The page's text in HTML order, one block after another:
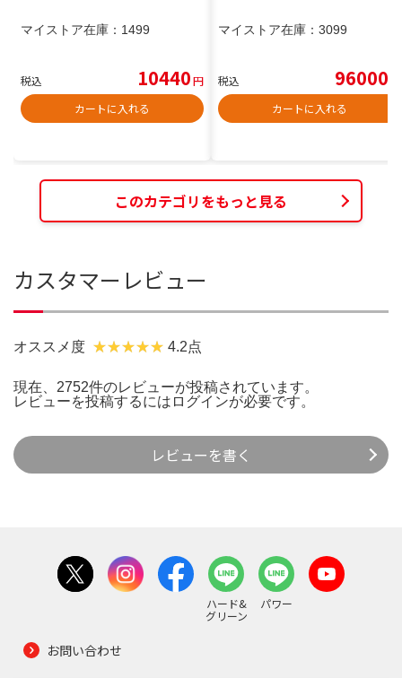
マイストア在庫： 1499
税込 10440円
カートに入れる
マイストア在庫： 3099
税込 96000
カートに入れる
このカテゴリをもっと見る
カスタマーレビュー
オススメ度 4.2点
現在、2752件のレビューが投稿されています。
レビューを投稿するには ログインが必要です。
レビューを書く
ハード&
グリーン
パワー
お問い合わせ